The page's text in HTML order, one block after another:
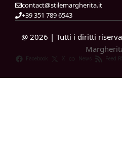
contact@stilemargherita.it
+39 351 789 6543
@ 2026 | Tutti i diritti
Facebook X News Feed